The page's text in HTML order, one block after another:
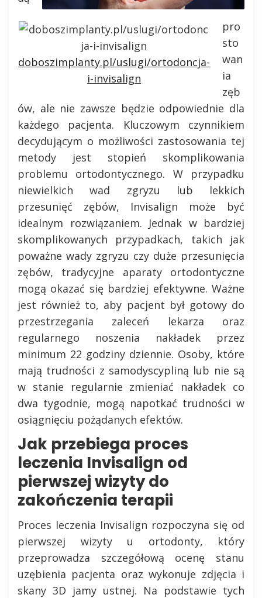
doboszimplanty.pl/uslugi/ortodoncja-
i-invisalign
pro
sto
wan
ia
zęb
ów, ale nie zawsze będzie odpowiednie dla
każdego pacjenta. Kluczowym czynnikiem
decydującym o możliwości zastosowania tej
metody jest stopień skomplikowania
problemu ortodontycznego. W przypadku
niewielkich wad zgryzu lub lekkich
przesunięć zębów, Invisalign może być
idealnym rozwiązaniem. Jednak w bardziej
skomplikowanych przypadkach, takich jak
poważne wady zgryzu czy duże przesunięcia
zębów, tradycyjne aparaty ortodontyczne
mogą okazać się bardziej efektywne. Ważne
jest również to, aby pacjent był gotowy do
przestrzegania zaleceń lekarza oraz
regularnego noszenia nakładek przez
minimum 22 godziny dziennie. Osoby, które
mają trudności z samodyscypliną lub nie są
w stanie regularnie zmieniać nakładek co
dwa tygodnie, mogą napotkać trudności w
osiągnięciu pożądanych efektów.
Jak przebiega proces
leczenia Invisalign od
pierwszej wizyty do
zakończenia terapii
Proces leczenia Invisalign rozpoczyna się od
pierwszej wizyty u ortodonty, który
przeprowadza szczegółową ocenę stanu
uzębienia pacjenta oraz wykonuje zdjęcia i
skany 3D jamy ustnej. Na podstawie tych